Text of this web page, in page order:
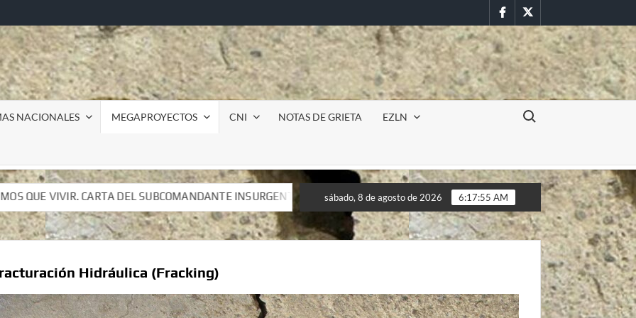
FacebookTwitter
NACIONALES MEGAPROYECTOS CNI NOTAS DE GRIETA EZLN
Buscar:
INSURGENTE MOISÉS A LUIS DE TAVIRA
Incursión militar en la UAEM (Morelos) durante paro estudiantil
INSURGENTE MOISÉS A LUIS DE TAVIRA
Incursión militar en la UAEM (Morelos) durante paro estudiantil
sábado, 8 de agosto de 2026 6:17:57 AM
Hidráulica (Fracking)